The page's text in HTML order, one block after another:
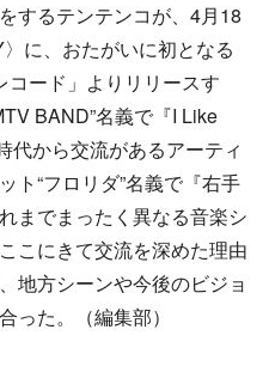
するテンテンコが、4月18
に、おたがいに初となる
ード」よりリリースす
BAND”名義で『I Like
代から交流があるアーティ
ト“フロリダ”名義で『右手
までまったく異なる音楽シ
こにきて交流を深めた理由
地方シーンや今後のビジョ
った。（編集部）